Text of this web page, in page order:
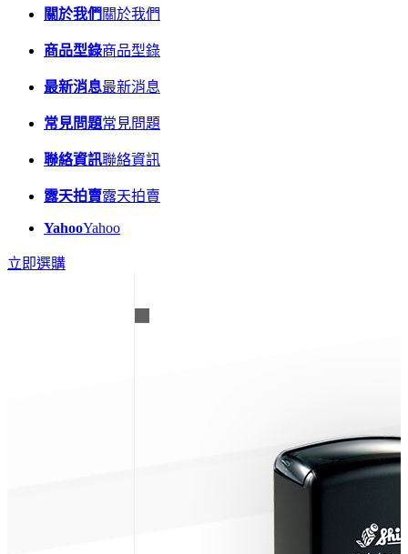
關於我們 關於我們
商品型錄商品型錄
最新消息最新消息
常見問題常見問題
聯絡資訊聯絡資訊
露天拍賣露天拍賣
YahooYahoo
立即選購